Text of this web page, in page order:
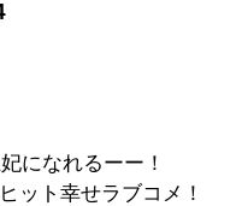
になれるーー！
ット幸せラブコメ！